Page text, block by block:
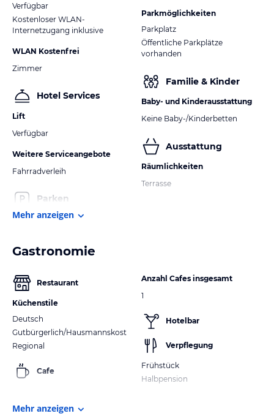
Verfügbar
Kostenloser WLAN-
Internetzugang inklusive
WLAN Kostenfrei
Zimmer
Hotel Services
Lift
Verfügbar
Weitere Serviceangebote
Fahrradverleih
Parken
Parkmöglichkeiten
Parkplatz
Öffentliche Parkplätze
vorhanden
Familie & Kinder
Baby- und Kinderausstattung
Keine Baby-/Kinderbetten
Ausstattung
Räumlichkeiten
Terrasse
Mehr anzeigen
Gastronomie
Restaurant
Küchenstile
Deutsch
Gutbürgerlich/Hausmannskost
Regional
Cafe
Anzahl Cafes insgesamt
1
Hotelbar
Verpflegung
Frühstück
Halbpension
Mehr anzeigen